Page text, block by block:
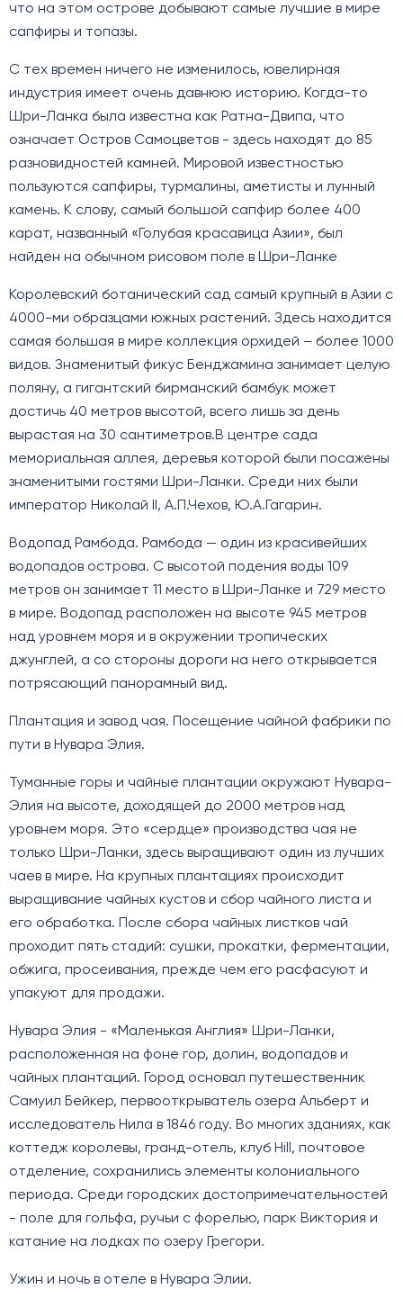
что на этом острове добывают самые лучшие в мире
сапфиры и топазы.
С тех времен ничего не изменилось, ювелирная
индустрия имеет очень давнюю историю. Когда-то
Шри-Ланка была известна как Ратна-Двипа, что
означает Остров Самоцветов - здесь находят до 85
разновидностей камней. Мировой известностью
пользуются сапфиры, турмалины, аметисты и лунный
камень. К слову, самый большой сапфир более 400
карат, названный «Голубая красавица Азии», был
найден на обычном рисовом поле в Шри-Ланке
Королевский ботанический сад самый крупный в Азии с
4000-ми образцами южных растений. Здесь находится
самая большая в мире коллекция орхидей – более 1000
видов. Знаменитый фикус Бенджамина занимает целую
поляну, а гигантский бирманский бамбук может
достичь 40 метров высотой, всего лишь за день
вырастая на 30 сантиметров.В центре сада
мемориальная аллея, деревья которой были посажены
знаменитыми гостями Шри-Ланки. Среди них были
император Николай II, А.П.Чехов, Ю.А.Гагарин.
Водопад Рамбода. Рамбода — один из красивейших
водопадов острова. С высотой подения воды 109
метров он занимает 11 место в Шри-Ланке и 729 место
в мире. Водопад расположен на высоте 945 метров
над уровнем моря и в окружении тропических
джунглей, а со стороны дороги на него открывается
потрясающий панорамный вид.
Плантация и завод чая. Посещение чайной фабрики по
пути в Нувара Элия.
Туманные горы и чайные плантации окружают Нувара-
Элия на высоте, доходящей до 2000 метров над
уровнем моря. Это «сердце» производства чая не
только Шри-Ланки, здесь выращивают один из лучших
чаев в мире. На крупных плантациях происходит
выращивание чайных кустов и сбор чайного листа и
его обработка. После сбора чайных листков чай
проходит пять стадий: сушки, прокатки, ферментации,
обжига, просеивания, прежде чем его расфасуют и
упакуют для продажи.
Нувара Элия - «Маленькая Англия» Шри-Ланки,
расположенная на фоне гор, долин, водопадов и
чайных плантаций. Город основал путешественник
Самуил Бейкер, первооткрыватель озера Альберт и
исследователь Нила в 1846 году. Во многих зданиях, как
коттедж королевы, гранд-отель, клуб Hill, почтовое
отделение, сохранились элементы колониального
периода. Среди городских достопримечательностей
- поле для гольфа, ручьи с форелью, парк Виктория и
катание на лодках по озеру Грегори.
Ужин и ночь в отеле в Нувара Элии.